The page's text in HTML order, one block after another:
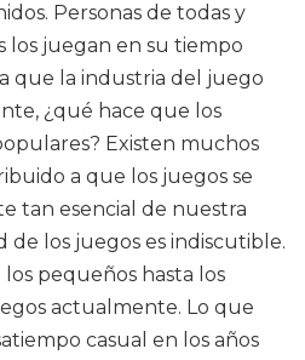
Personas de todas y
los juegan en su tiempo
que la industria del juego
¿qué hace que los
Existen muchos
a que los juegos se
tan esencial de nuestra
los juegos es indiscutible.
pequeños hasta los
actualmente. Lo que
casual en los años